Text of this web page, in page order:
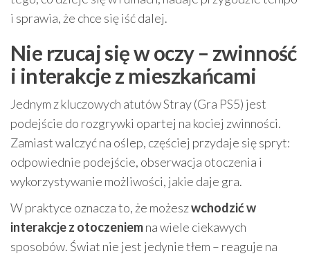
i sprawia, że chce się iść dalej.
Nie rzucaj się w oczy – zwinność
i interakcje z mieszkańcami
Jednym z kluczowych atutów Stray (Gra PS5) jest
podejście do rozgrywki opartej na kociej zwinności.
Zamiast walczyć na oślep, częściej przydaje się spryt:
odpowiednie podejście, obserwacja otoczenia i
wykorzystywanie możliwości, jakie daje gra.
W praktyce oznacza to, że możeszwchodzić w
interakcje z otoczeniemna wiele ciekawych
sposobów. Świat nie jest jedynie tłem – reaguje na